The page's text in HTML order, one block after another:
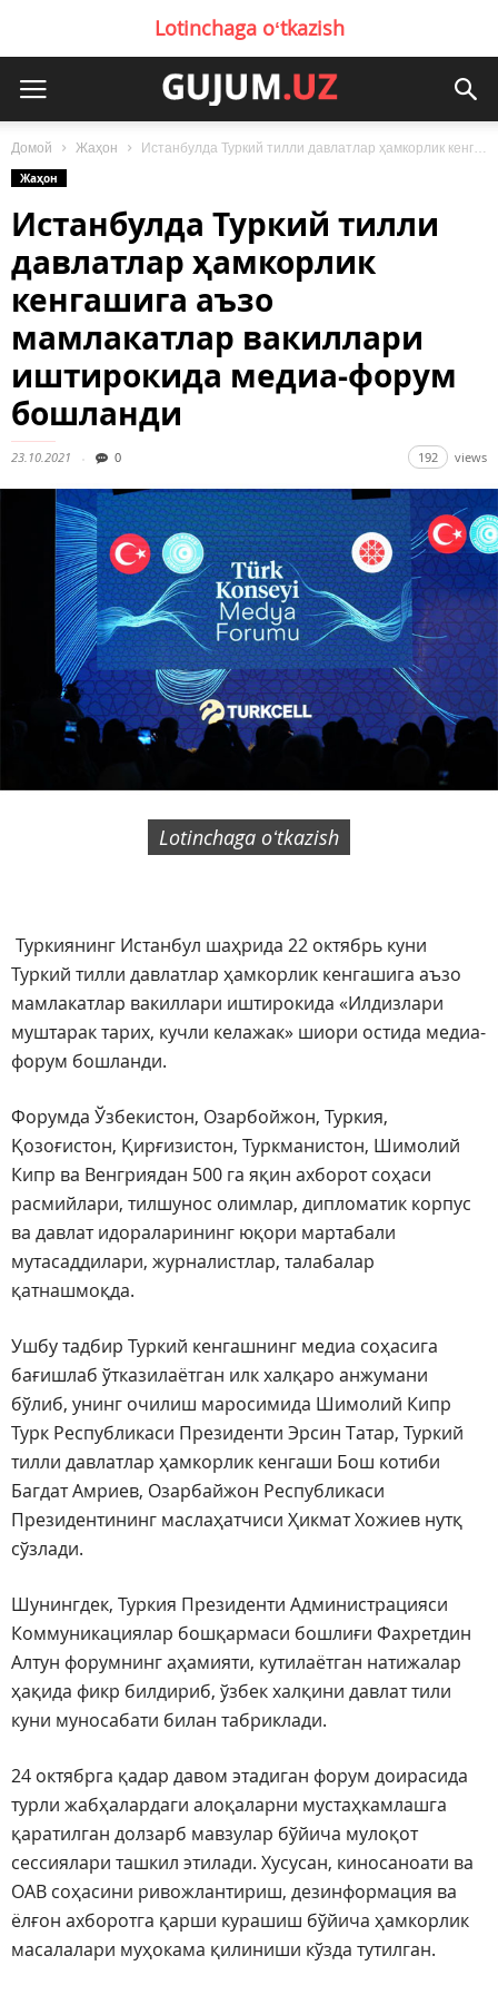
Lotinchaga oʻtkazish
Домой Жаҳон
Истанбулда Туркий тилли давлатлар ҳамкорлик кенгашига аъзо мамлакатлар вакиллари иштирокида медиа-форум бошланди
Жаҳон
Истанбулда Туркий тилли
давлатлар ҳамкорлик
кенгашига аъзо
мамлакатлар вакиллари
иштирокида медиа-форум
бошланди
23.10.2021 0 192 views
Lotinchaga oʻtkazish
Туркиянинг Истанбул шаҳрида 22 октябрь куни
Туркий тилли давлатлар ҳамкорлик кенгашига аъзо
мамлакатлар вакиллари иштирокида «Илдизлари
муштарак тарих, кучли келажак» шиори остида медиа-
форум бошланди.
Форумда Ўзбекистон, Озарбойжон, Туркия,
Қозоғистон, Қирғизистон, Туркманистон, Шимолий
Кипр ва Венгриядан 500 га яқин ахборот соҳаси
расмийлари, тилшунос олимлар, дипломатик корпус
ва давлат идораларининг юқори мартабали
мутасаддилари, журналистлар, талабалар
қатнашмоқда.
Ушбу тадбир Туркий кенгашнинг медиа соҳасига
бағишлаб ўтказилаётган илк халқаро анжумани
бўлиб, унинг очилиш маросимида Шимолий Кипр
Турк Республикаси Президенти Эрсин Татар, Туркий
тилли давлатлар ҳамкорлик кенгаши Бош котиби
Багдат Амриев, Озарбайжон Республикаси
Президентининг маслаҳатчиси Ҳикмат Хожиев нутқ
сўзлади.
Шунингдек, Туркия Президенти Администрацияси
Коммуникациялар бошқармаси бошлиғи Фахретдин
Алтун форумнинг аҳамияти, кутилаётган натижалар
ҳақида фикр билдириб, ўзбек халқини давлат тили
куни муносабати билан табриклади.
24 октябрга қадар давом этадиган форум доирасида
турли жабҳалардаги алоқаларни мустаҳкамлашга
қаратилган долзарб мавзулар бўйича мулоқот
сессиялари ташкил этилади. Хусусан, киносаноати ва
ОАВ соҳасини ривожлантириш, дезинформация ва
ёлғон ахборотга қарши курашиш бўйича ҳамкорлик
масалалари муҳокама қилиниши кўзда тутилган.